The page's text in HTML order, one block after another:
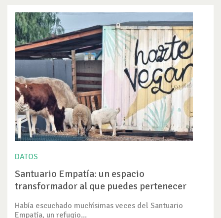
DATOS
Santuario Empatía: un espacio
transformador al que puedes pertenecer
Había escuchado muchísimas veces del Santuario
Empatía, un refugio...